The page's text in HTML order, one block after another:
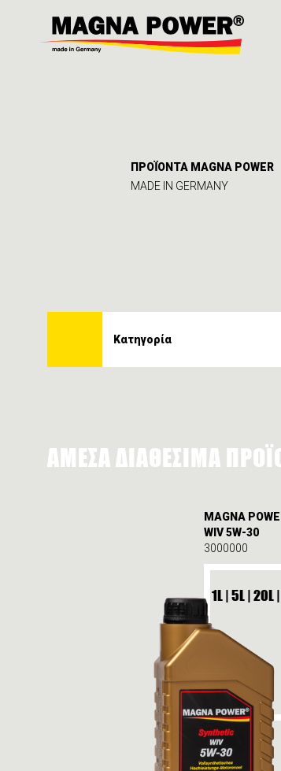
ΠΡΟΪΟΝΤΑ MAGNA POWER
MADE IN GERMANY
ΑΜΕΣΑ ΔΙΑΘΕΣΙΜΑ
MAGNA
WIV 5W-30
3000000
1L | 5L | 20L